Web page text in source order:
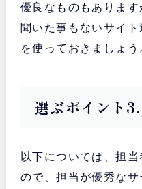
優良なものもあります
聞いた事もないサイ
を使っておきましょう
選ぶポイント
以下については、担
ので、担当が優秀な